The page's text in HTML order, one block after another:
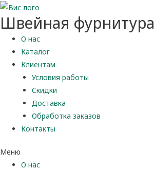
Швейная фурнитура
О нас
Каталог
Клиентам
Условия работы
Скидки
Доставка
Обработка заказов
Контакты
Меню
О нас